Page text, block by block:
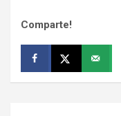
Comparte!